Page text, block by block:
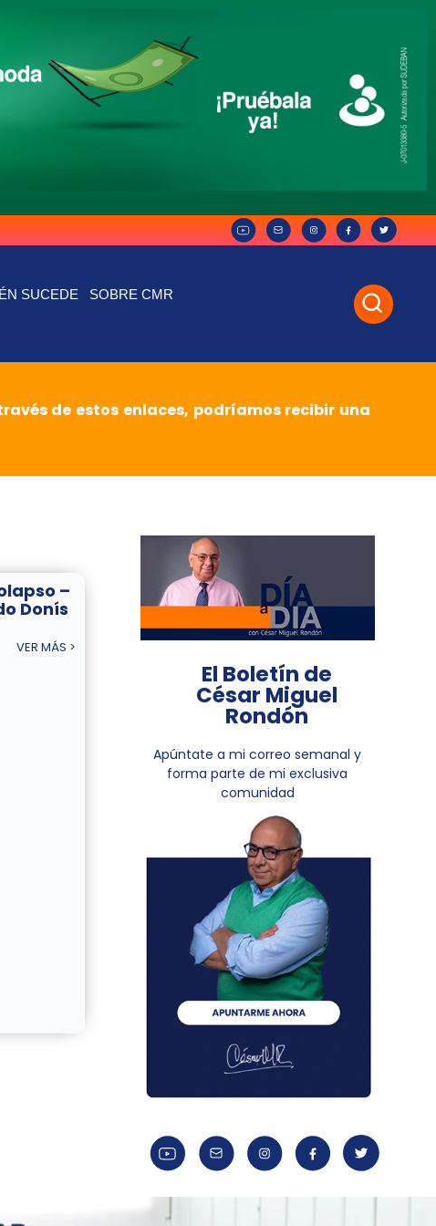
SUCEDE SOBRE CMR
de estos enlaces, podríamos recibir una
–
Donís
VER MÁS >
El Boletín de
César Miguel
Rondón
Apúntate a mi correo semanal y
forma parte de mi exclusiva
comunidad